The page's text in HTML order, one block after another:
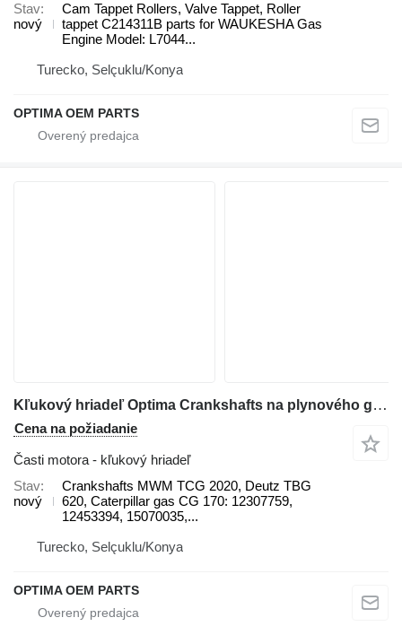
Stav
nový
Cam Tappet Rollers, Valve Tappet, Roller
tappet C214311B parts for WAUKESHA Gas
Engine Model: L7044...
Turecko, Selçuklu/Konya
OPTIMA OEM PARTS
Kľukový hriadeľ Optima Crankshafts na plynového generátora MWM
Cena na požiadanie
Časti motora - kľukový hriadeľ
Stav
nový
Crankshafts MWM TCG 2020, Deutz TBG
620, Caterpillar gas CG 170: 12307759,
12453394, 15070035,...
Turecko, Selçuklu/Konya
OPTIMA OEM PARTS